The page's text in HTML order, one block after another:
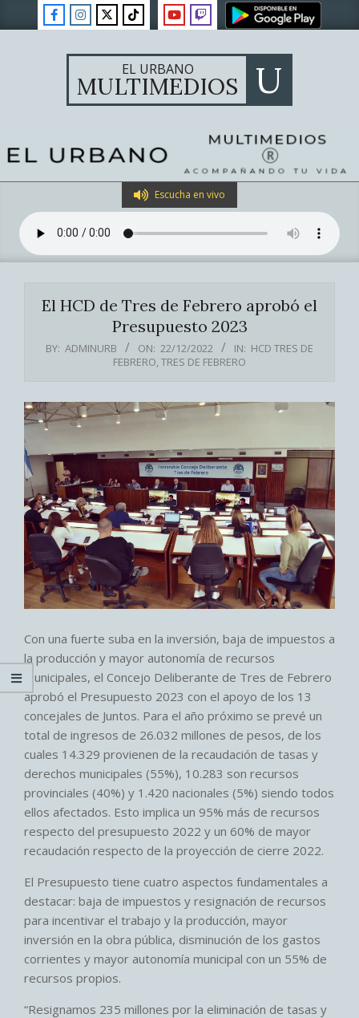
to
EL URBANO
MULTIMEDIOS U
Navigation
Menu
Escucha en vivo
El HCD de Tres de Febrero aprobó el
Presupuesto 2023
BY: ADMINURB ON: 22/12/2022 IN: HCD TRES DE
FEBRERO,TRES DE FEBRERO
Con una fuerte suba en la inversión, baja de impuestos a
la producción y mayor autonomía de recursos
municipales, el Concejo Deliberante de Tres de Febrero
aprobó el Presupuesto 2023 con el apoyo de los 13
concejales de Juntos. Para el año próximo se prevé un
total de ingresos de 26.032 millones de pesos, de los
cuales 14.329 provienen de la recaudación de tasas y
derechos municipales (55%), 10.283 son recursos
provinciales (40%) y 1.420 nacionales (5%) siendo todos
ellos afectados. Esto implica un 95% más de recursos
respecto del presupuesto 2022 y un 60% de mayor
recaudación respecto de la proyección de cierre 2022.
El Presupuesto tiene cuatro aspectos fundamentales a
destacar: baja de impuestos y resignación de recursos
para incentivar el trabajo y la producción, mayor
inversión en la obra pública, disminución de los gastos
corrientes y mayor autonomía municipal con un 55% de
recursos propios.
“Resignamos 235 millones por la eliminación de tasas y